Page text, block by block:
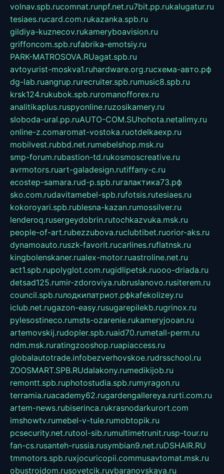
volnav.spb.rucomnat.runpf.net.ru7bit.pp.rukalugatur.ru
tesiaes.rucard.com.rukazanka.spb.ru
gildiya-kuznecov.rukameryboavision.ru
griffoncom.spb.rufabrika-emotsiy.ru
PARK-MATROSOVA.RUagat.spb.ru
avtoyurist-moskva1.ruhardware.org.ruсхема-авто.рф
dg-lab.ruangrup.rurecruiter.spb.rumusic8.spb.ru
krsk124.rukubok.spb.ruromanofforex.ru
analitikaplus.ruspyonline.ruzosikamery.ru
sloboda-ural.pp.ruAUTO-COM.SUhohota.netalimy.ru
online-z.comaromat-vostoka.ruotdelkaexp.ru
mobilvest.rubbd.net.rumebelshop.msk.ru
smp-forum.rubastion-td.rukosmoscreative.ru
avrmotors.ruart-galadesign.rutiffany-c.ru
ecostep-samara.rud-p.spb.ruгалактика73.рф
sko.com.rudavitamebel-spb.rufotsis.rutesiaes.ru
kokoroyari.spb.rublesna-kazan.rumossilver.ru
lenderoq.rusergeydobrin.rutochkazvuka.msk.ru
people-of-art.rubezzubova.ruclubtibet.ruorior-aks.ru
dynamoauto.ruszk-favorit.rucarlines.ruflatnsk.ru
kingbolenskaner.rualex-motor.ruastroline.net.ru
act1.spb.rupolyglot.com.rugidlipetsk.ruooo-driada.ru
detsad125.rumir-zdoroviya.rubruslanovo.rusiterem.ru
council.spb.ruлодкипатриот.рфkafekolizey.ru
iclub.net.rugazon-easy.rusugarepilekb.rugrinox.ru
pylesostineco.rumsts-ozarenie.rukameryjooan.ru
artemovskij.rudopler.spb.ruaid70.rumetall-perm.ru
ndm.msk.ruratingzooshop.ruapiaccess.ru
globalautotrade.infobezverhovskoe.rudrsschool.ru
ZOOSMART.SPB.RUdalakony.rumedikijob.ru
remontt.spb.ruphotostudia.spb.rumyragon.ru
terramia.ruacademy62.rugardengallereya.rurti.com.ru
artem-news.rubiserinca.rukrasnodarkurort.com
imshowtv.rumebel-v-tule.rumobtopik.ru
pcsecurity.net.rutool-sib.rumultimetrunit.rusp-tour.ru
fan-cs.rusanteh-russia.rusymbian9.net.ruDSHAIR.RU
tmmotors.spb.ruxjocuricopii.commusavtomat.msk.ru
obustrojdom.rusovetcik.ruybaranovskaya.ru